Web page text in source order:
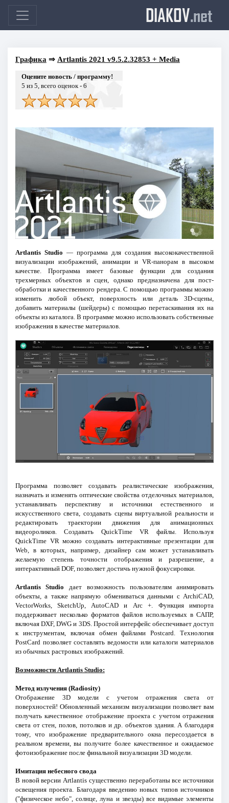
DIAKOV.net
Графика ⇒ Artlantis 2021 v9.5.2.32853 + Media
Оцените новость / программу!
5 из 5, всего оценок - 6
Artlantis Studio — программа для создания высококачественной
визуализации изображений, анимации и VR-панорам в высоком
качестве. Программа имеет базовые функции для создания
трехмерных объектов и сцен, однако предназначена для пост-
обработки и качественного рендера. С помощью программы можно
изменить любой объект, поверхность или деталь 3D-сцены,
добавить материалы (шейдеры) с помощью перетаскивания их на
объекты из каталога. В программе можно использовать собственные
изображения в качестве материалов.
Программа позволяет создавать реалистические изображения,
назначать и изменять оптические свойства отделочных материалов,
устанавливать перспективу и источники естественного и
искусственного света, создавать сцены виртуальной реальности и
редактировать траектории движения для анимационных
видеороликов. Создавать QuickTime VR файлы. Используя
QuickTime VR можно создавать интерактивные презентации для
Web, в которых, например, дизайнер сам может устанавливать
желаемую степень точности отображения и разрешение, а
интерактивный DOF, позволяет достичь нужной фокусировки.
Artlantis Studio дает возможность пользователям анимировать
объекты, а также напрямую обмениваться данными с ArchiCAD,
VectorWorks, SketchUp, AutoCAD и Arc +. Функция импорта
поддерживает несколько форматов файлов используемых в САПР,
включая DXF, DWG и 3DS. Простой интерфейс обеспечивает доступ
к инструментам, включая обмен файлами Postcard. Технология
PostCard позволяет составлять ведомости или каталоги материалов
из обычных растровых изображений.
Возможности Artlantis Studio:
Метод излучения (Radiosity)
Отображение 3D модели с учетом отражения света от
поверхностей! Обновленный механизм визуализации позволяет вам
получать качественное отображение проекта с учетом отражения
света от стен, полов, потолков и др. объектов здания. А благодаря
тому, что изображение предварительного окна пересоздается в
реальном времени, вы получите более качественное и ожидаемое
фотоизображение после финальной визуализации 3D модели.
Имитация небесного свода
В новой версии Artlantis существенно переработаны все источники
освещения проекта. Благодаря введению новых типов источников
("физическое небо", солнце, луна и звезды) все видимые элементы